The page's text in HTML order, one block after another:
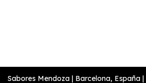
Sabores Mendoza | Barcelona, España |